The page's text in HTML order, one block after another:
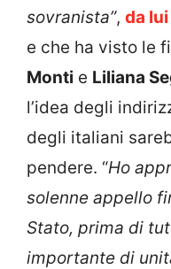
sovranista”, da
e che ha visto le
Monti e Liliana
l’idea degli
degli italiani
pendere. “Ho
solenne appello
Stato, prima di
importante di